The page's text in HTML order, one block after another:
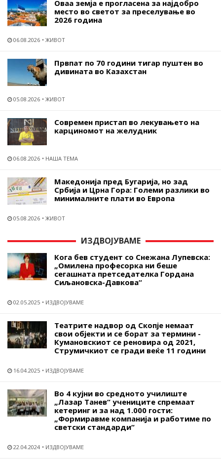
Оваа земја е прогласена за најдобро
место во светот за преселување во
2026 година
06.08.2026 ЖИВОТ
Првпат по 70 години тигар пуштен во
дивината во Казахстан
05.08.2026 ЖИВОТ
Современ пристап во лекувањето на
карциномот на желудник
06.08.2026 НАША ТЕМА
Македонија пред Бугарија, но зад
Србија и Црна Гора: Големи разлики во
минималните плати во Европа
05.08.2026 ЖИВОТ
ИЗДВОЈУВАМЕ
Кога бев студент со Снежана Лупевска:
„Омилена професорка ни беше
сегашната претседателка Гордана
Сиљановска-Давкова“
02.05.2025 ИЗДВОЈУВАМЕ
Театрите надвор од Скопје немаат
свои објекти и се борат за термини -
Кумановскиот се реновира од 2021,
Струмичкиот се гради веќе 11 години
16.04.2025 ИЗДВОЈУВАМЕ
Во 4 кујни во средното училиште
„Лазар Танев“ учениците спремаат
кетеринг и за над 1.000 гости:
„Формиравме компанија и работиме по
светски стандарди“
22.04.2024 ИЗДВОЈУВАМЕ